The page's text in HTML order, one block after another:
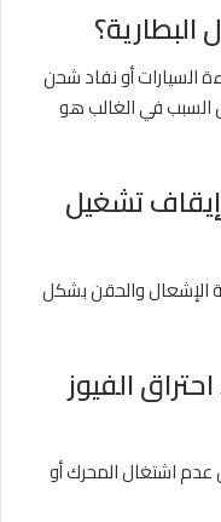
أو نفاد شحن
السبب في الغالب هو
تشغيل
الإشعال والحقن بشكل
الفيوز
عدم اشتغال المحرك أو